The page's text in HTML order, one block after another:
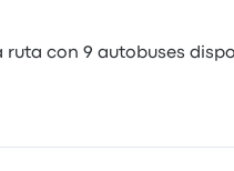
con 9 autobuses